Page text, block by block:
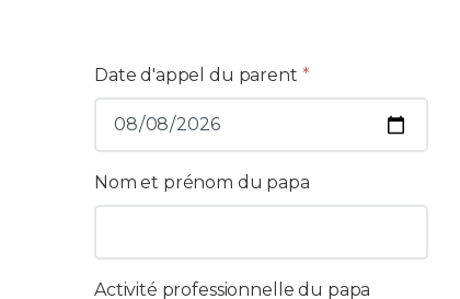
Date d'appel du parent *
Nom et prénom du papa
Activité professionnelle du papa